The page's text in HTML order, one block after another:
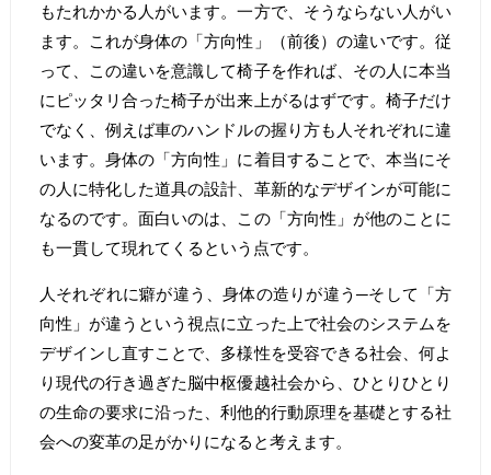
もたれかかる人がいます。一方で、そうならない人がい
ます。これが身体の「方向性」（前後）の違いです。従
って、この違いを意識して椅子を作れば、その人に本当
にピッタリ合った椅子が出来上がるはずです。椅子だけ
でなく、例えば車のハンドルの握り方も人それぞれに違
います。身体の「方向性」に着目することで、本当にそ
の人に特化した道具の設計、革新的なデザインが可能に
なるのです。面白いのは、この「方向性」が他のことに
も一貫して現れてくるという点です。
人それぞれに癖が違う、身体の造りが違う─そして「方
向性」が違うという視点に立った上で社会のシステムを
デザインし直すことで、多様性を受容できる社会、何よ
り現代の行き過ぎた脳中枢優越社会から、ひとりひとり
の生命の要求に沿った、利他的行動原理を基礎とする社
会への変革の足がかりになると考えます。